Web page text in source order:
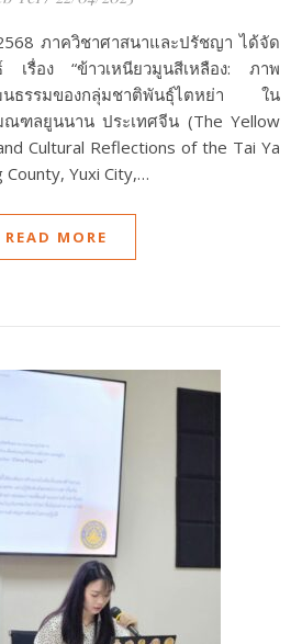
เรื่อง “ข้าวเหนียวมูนสีเหลือง: ภาพ
นธรรมของกลุ่มชาติพันธุ์ไตหย่า ใน
ณฑลยูนนาน ประเทศจีน (The Yellow
Cultural Reflections of the Tai Ya
County, Yuxi City,…
READ MORE